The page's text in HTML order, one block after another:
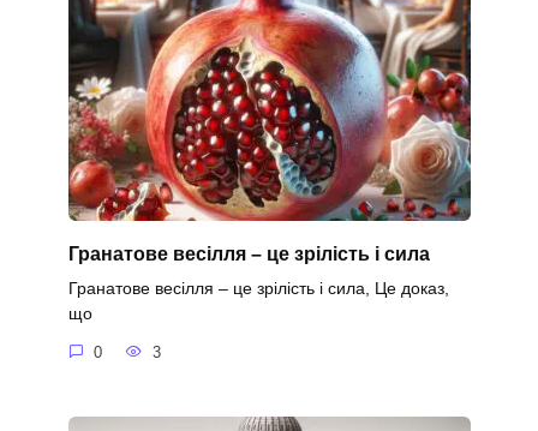
Гранатове весілля – це зрілість і сила
Гранатове весілля – це зрілість і сила, Це доказ,
що
0 3